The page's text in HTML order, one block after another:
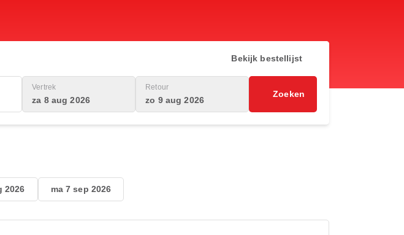
Bekijk bestellijst
Vertrek
za 8 aug 2026
Retour
zo 9 aug 2026
Zoeken
2026 ma 7 sep 2026